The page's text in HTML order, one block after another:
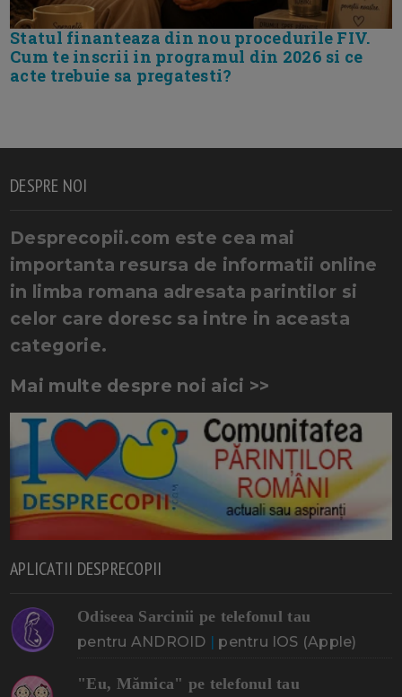
Statul finanteaza din nou procedurile FIV.
Cum te inscrii in programul din 2026 si ce
acte trebuie sa pregatesti?
DESPRE NOI
Desprecopii.com este cea mai
importanta resursa de informatii online
in limba romana adresata parintilor si
celor care doresc sa intre in aceasta
categorie.
Mai multe despre noi aici >>
APLICATII DESPRECOPII
Odiseea Sarcinii pe telefonul tau
pentru ANDROID | pentru IOS (Apple)
"Eu, Mămica" pe telefonul tau